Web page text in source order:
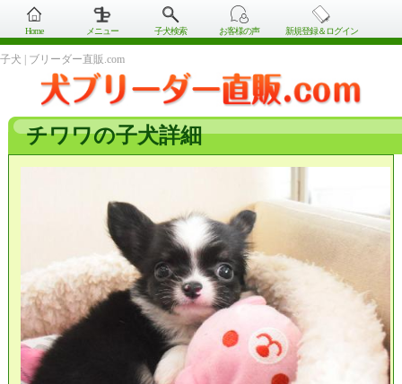
Home メニュー 子犬検索 お客様の声 新規登録＆ログイン
子犬 | ブリーダー直販.com
チワワの子犬詳細